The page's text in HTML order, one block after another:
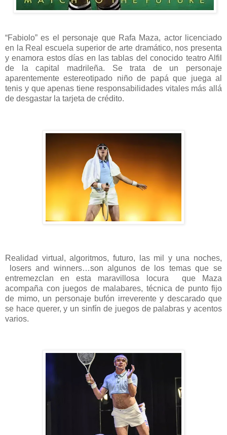
“Fabiolo” es el personaje que Rafa Maza, actor licenciado
en la Real escuela superior de arte dramático, nos presenta
y enamora estos días en las tablas del conocido teatro Alfil
de la capital madrileña. Se trata de un personaje
aparentemente estereotipado niño de papá que juega al
tenis y que apenas tiene responsabilidades vitales más allá
de desgastar la tarjeta de crédito.
Realidad virtual, algoritmos, futuro, las mil y una noches,
losers and winners…son algunos de los temas que se
entremezclan en esta maravillosa locura que Maza
acompaña con juegos de malabares, técnica de punto fijo
de mimo, un personaje bufón irreverente y descarado que
se hace querer, y un sinfín de juegos de palabras y acentos
varios.